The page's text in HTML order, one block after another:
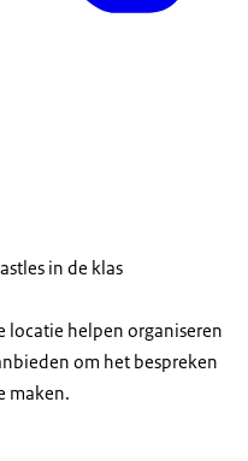
in de klas
locatie helpen organiseren
om het bespreken
maken.